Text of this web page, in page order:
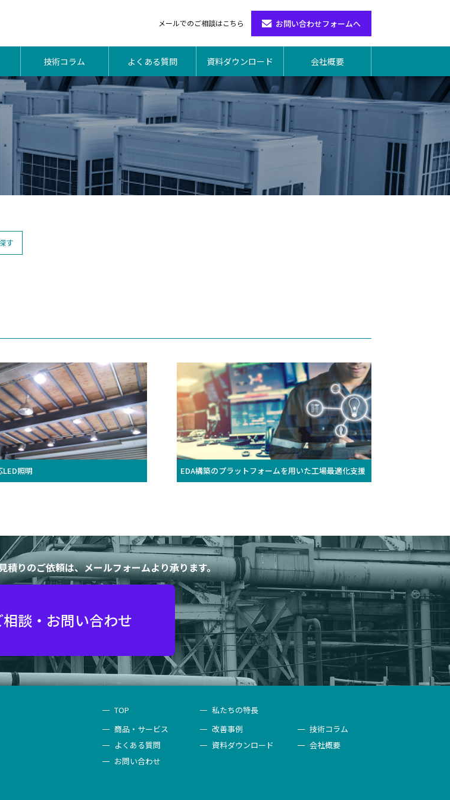
メールでのご相談はこちら お問い合わせフォームへ
技術コラム よくある質問 資料ダウンロード 会社概要
す
照明 EDA構築のプラットフォームを用いた工場最適化支援
積りのご依頼は、メールフォームより承ります。
相談・お問い合わせ
TOP
私たちの特長
商品・サービス
改善事例
技術コラム
よくある質問
資料ダウンロード
会社概要
お問い合わせ